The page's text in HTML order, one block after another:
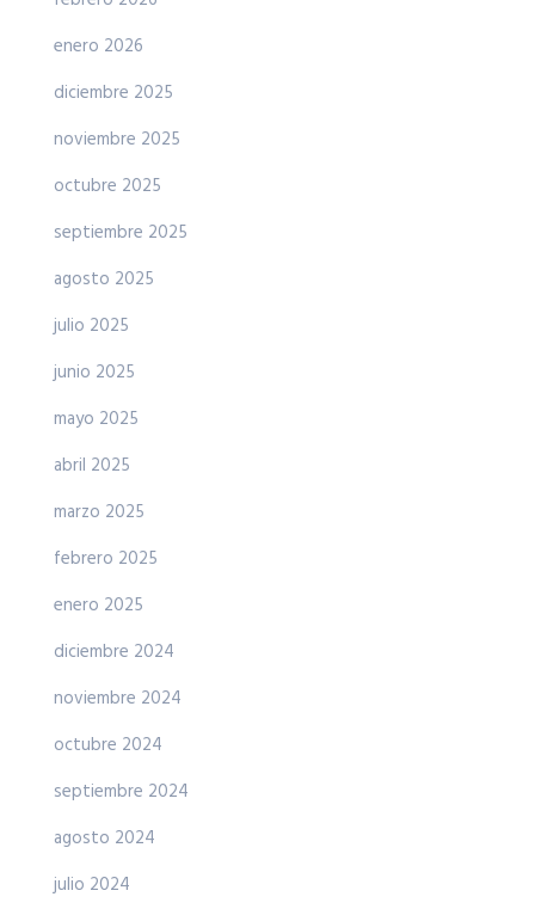
enero 2026
diciembre 2025
noviembre 2025
octubre 2025
septiembre 2025
agosto 2025
julio 2025
junio 2025
mayo 2025
abril 2025
marzo 2025
febrero 2025
enero 2025
diciembre 2024
noviembre 2024
octubre 2024
septiembre 2024
agosto 2024
julio 2024